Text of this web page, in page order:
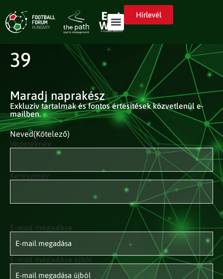
Hírlevél
39
Maradj naprakész
Exkluzív tartalmak és fontos értesítések közvetlenül e-
mailben.
Neved(Kötelező)
Vezetéknév
Keresztnév
E-mail
címed(Kötelező)
E-mail megadása
E-mail megadása újból